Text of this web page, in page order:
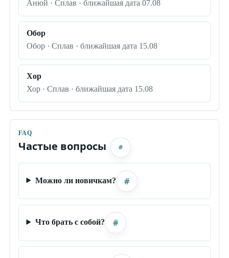
Анюй · Сплав · ближайшая дата 07.08
Обор
Обор · Сплав · ближайшая дата 15.08
Хор
Хор · Сплав · ближайшая дата 15.08
FAQ
Частые вопросы #
Можно ли новичкам? #
Что брать с собой? #